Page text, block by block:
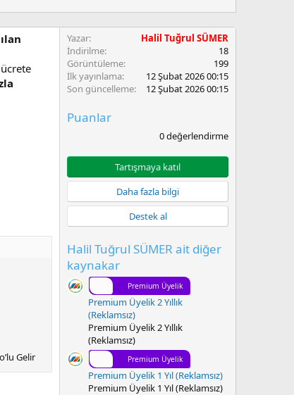
Gelir
Yazar
Halil Tuğrul SÜMER
İndirilme
18
Görüntüleme
199
İlk yayınlama
12 Şubat 2026 00:15
Son güncelleme
12 Şubat 2026 00:15
Puanlar
0
0
y
ı
l
d
ı
z
0 değerlendirme
Tartışmaya katıl
Daha fazla bilgi
Destek al
Halil Tuğrul SÜMER ait diğer
kaynakar
Premium Üyelik
Premium Üyelik 2 Yıllık
(Reklamsız)
Premium Üyelik 2 Yıllık
(Reklamsız)
Premium Üyelik
Premium Üyelik 1 Yıl (Reklamsız)
Premium Üyelik 1 Yıl (Reklamsız)